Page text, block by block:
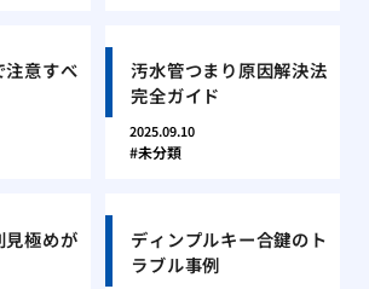
注意すべ
汚水管つまり原因解決法
完全ガイド
2025.09.10
未分類
見極めが
ディンプルキー合鍵のト
ラブル事例